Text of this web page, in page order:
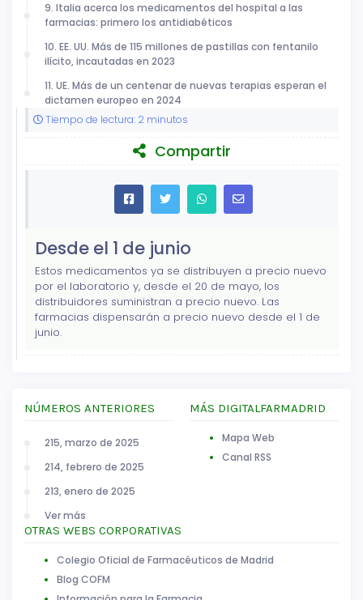
9. Italia acerca los medicamentos del hospital a las
farmacias: primero los antidiabéticos
10. EE. UU. Más de 115 millones de pastillas con fentanilo
ilícito, incautadas en 2023
11. UE. Más de un centenar de nuevas terapias esperan el
dictamen europeo en 2024
Tiempo de lectura: 2 minutos
Compartir
Desde el 1 de junio
Estos medicamentos ya se distribuyen a precio nuevo
por el laboratorio y, desde el 20 de mayo, los
distribuidores suministran a precio nuevo. Las
farmacias dispensarán a precio nuevo desde el 1 de
junio.
NÚMEROS ANTERIORES
215, marzo de 2025
214, febrero de 2025
213, enero de 2025
Ver más
MÁS DIGITALFARMADRID
Mapa Web
Canal RSS
OTRAS WEBS CORPORATIVAS
Colegio Oficial de Farmacéuticos de Madrid
Blog COFM